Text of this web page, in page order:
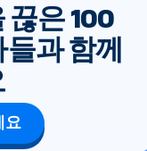
끊은 100
과 함께
요